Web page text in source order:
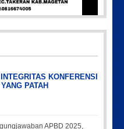
55-35-604
KONFERENSI
PATAH